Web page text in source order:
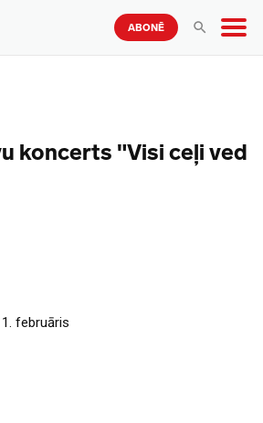
ABONĒ
koncerts "Visi ceļi ved
februāris